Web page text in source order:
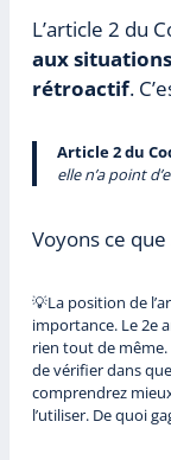
L’article 2 du
aux
rétroactif.
Article 2 du
elle n’a point
Voyons ce
💡La position de
importance. Le 2e
rien tout de
de vérifier dans
comprendrez
l’utiliser. De quoi